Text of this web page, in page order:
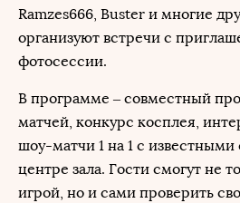
Ramzes666, Buster и многие
организуют встречи с
фотосессии.
В программе – совместный
матчей, конкурс косплея,
шоу-матчи 1 на 1 с
центре зала. Гости смогут не
игрой, но и сами проверить